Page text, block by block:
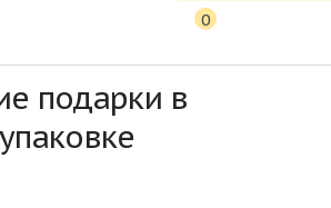
0
подарки в